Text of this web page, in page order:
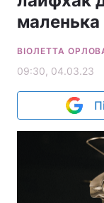
маленька
ВІОЛЕТТА
09:30, 04.03.23